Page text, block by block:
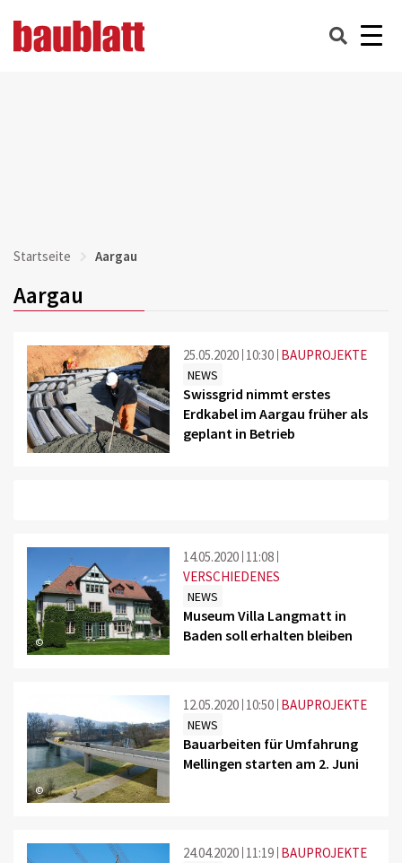
Startseite Aargau
Aargau
25.05.2020 10:30 BAUPROJEKTE
NEWS
Swissgrid nimmt erstes
Erdkabel im Aargau früher als
geplant in Betrieb
©
14.05.2020 11:08
VERSCHIEDENES
NEWS
Museum Villa Langmatt in
Baden soll erhalten bleiben
©
12.05.2020 10:50 BAUPROJEKTE
NEWS
Bauarbeiten für Umfahrung
Mellingen starten am 2. Juni
24.04.2020 11:19 BAUPROJEKTE